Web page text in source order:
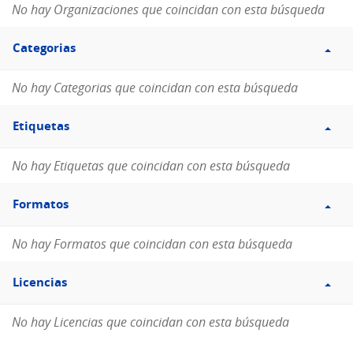
No hay Organizaciones que coincidan con esta búsqueda
Filtro
Categorias
Categorias
No hay Categorias que coincidan con esta búsqueda
Filtro
Etiquetas
Etiquetas
No hay Etiquetas que coincidan con esta búsqueda
Filtro
Formatos
Formatos
No hay Formatos que coincidan con esta búsqueda
Filtro
Licencias
Licencias
No hay Licencias que coincidan con esta búsqueda